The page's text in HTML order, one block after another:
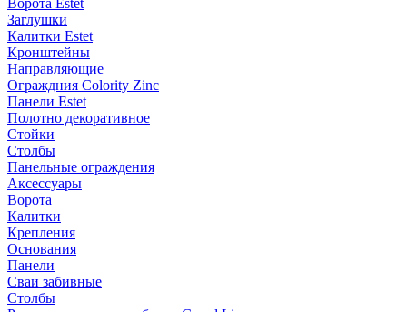
Ворота Estet
Заглушки
Калитки Estet
Кронштейны
Направляющие
Ограждния Colority Zinc
Панели Estet
Полотно декоративное
Стойки
Столбы
Панельные ограждения
Аксессуары
Ворота
Калитки
Крепления
Основания
Панели
Сваи забивные
Столбы